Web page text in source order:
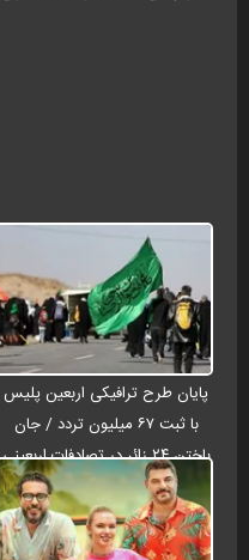
پایان طرح ترافیکی اربعین پلیس
با ثبت ۶۷ میلیون تردد / جان
باختن ۲۴ زائر در تصادفات اربعینی